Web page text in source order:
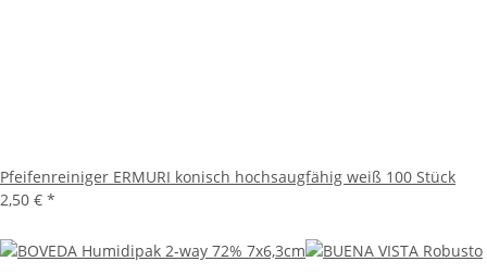
Pfeifenreiniger ERMURI konisch hochsaugfähig weiß 100 Stück
2,50 € *